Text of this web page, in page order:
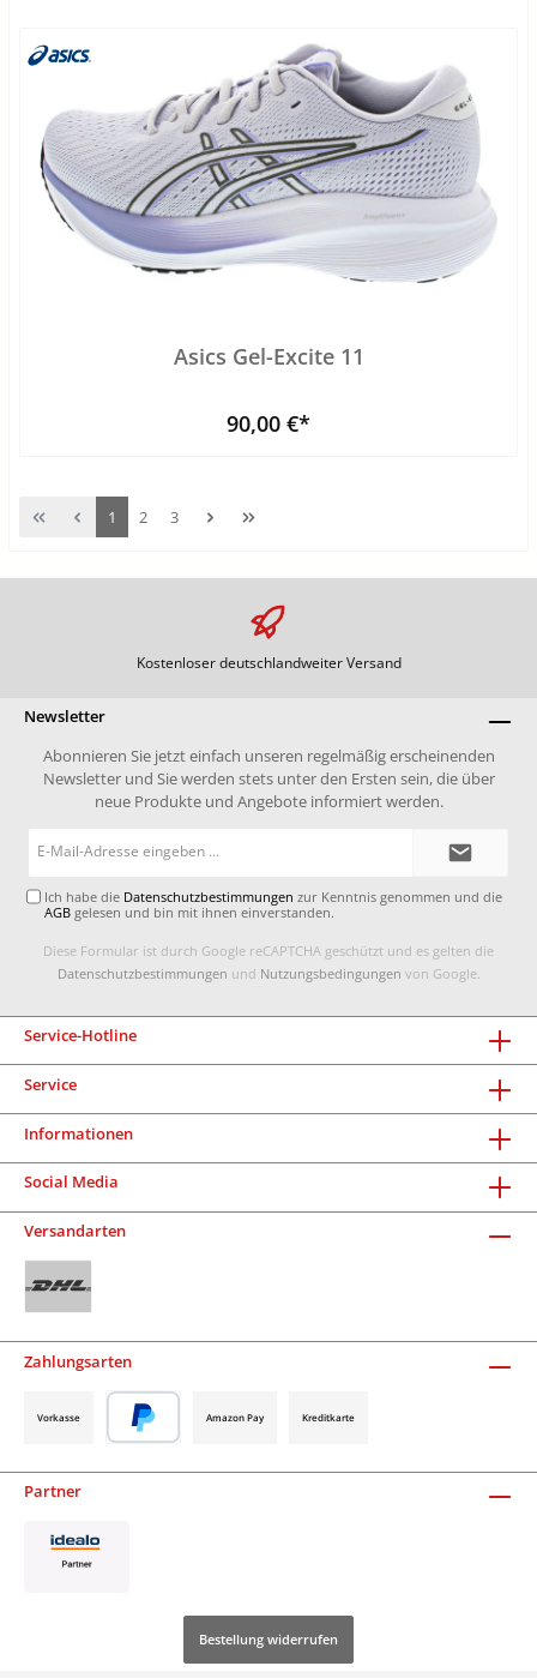
Asics Gel-Excite 11
90,00 €*
1 2 3
Kostenloser deutschlandweiter Versand
Newsletter
Abonnieren Sie jetzt einfach unseren regelmäßig erscheinenden
Newsletter und Sie werden stets unter den Ersten sein, die über
neue Produkte und Angebote informiert werden.
Ich habe die Datenschutzbestimmungen zur Kenntnis genommen und die
AGB gelesen und bin mit ihnen einverstanden.
Diese Formular ist durch Google reCAPTCHA geschützt und es gelten die
Datenschutzbestimmungen und Nutzungsbedingungen von Google.
Service-Hotline
Service
Informationen
Social Media
Versandarten
Zahlungsarten
Vorkasse Amazon Pay Kreditkarte
Partner
Bestellung widerrufen